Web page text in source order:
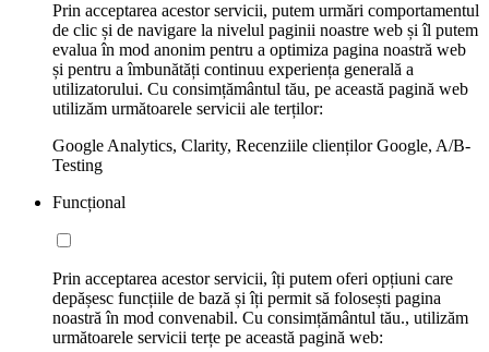
Prin acceptarea acestor servicii, putem urmări comportamentul
de clic și de navigare la nivelul paginii noastre web și îl putem
evalua în mod anonim pentru a optimiza pagina noastră web
și pentru a îmbunătăți continuu experiența generală a
utilizatorului. Cu consimțământul tău, pe această pagină web
utilizăm următoarele servicii ale terților:
Google Analytics, Clarity, Recenziile clienților Google, A/B-
Testing
Funcțional
Prin acceptarea acestor servicii, îți putem oferi opțiuni care
depășesc funcțiile de bază și îți permit să folosești pagina
noastră în mod convenabil. Cu consimțământul tău., utilizăm
următoarele servicii terțe pe această pagină web: